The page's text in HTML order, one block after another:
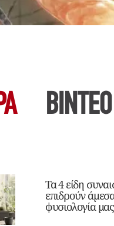
ΒΙΝΤΕΟ
Τα 4 είδη
επιδρούν
φυσιολογία μας